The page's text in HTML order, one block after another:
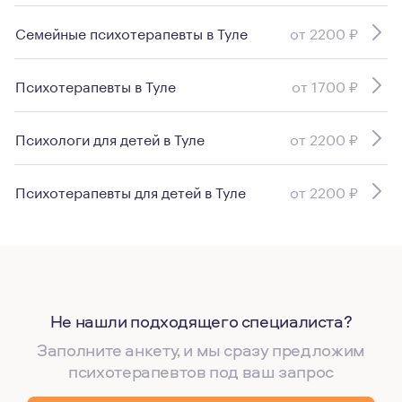
Семейные психотерапевты в Туле от 2200 ₽
Психотерапевты в Туле от 1700 ₽
Психологи для детей в Туле от 2200 ₽
Психотерапевты для детей в Туле от 2200 ₽
Не нашли подходящего специалиста?
Заполните анкету, и мы сразу предложим
психотерапевтов под ваш запрос